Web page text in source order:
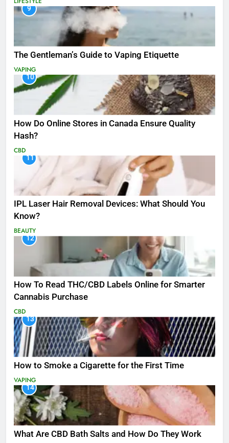
9
The Gentleman’s Guide to Vaping Etiquette
VAPING
10
How Do Online Stores in Canada Ensure Quality
Hash?
CBD
11
IPL Laser Hair Removal Devices: What Should You
Know?
BEAUTY
12
How To Read THC/CBD Labels Online for Smarter
Cannabis Purchase
CBD
13
How to Smoke a Cigarette for the First Time
VAPING
14
What Are CBD Bath Salts and How Do They Work